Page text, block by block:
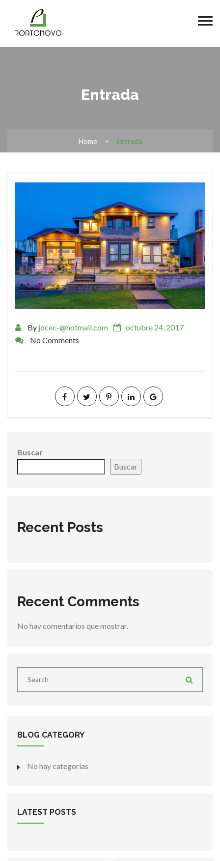
Entrada
Home Entrada
By jocec-@hotmail.com
octubre 24, 2017
No Comments
Buscar
Buscar
Recent Posts
Recent Comments
No hay comentarios que mostrar.
BLOG CATEGORY
No hay categorías
LATEST POSTS